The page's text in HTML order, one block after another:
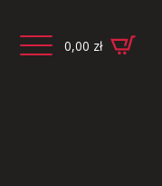
0,00 zł